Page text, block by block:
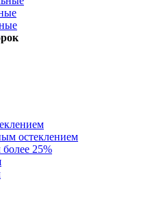
остеклением
25%